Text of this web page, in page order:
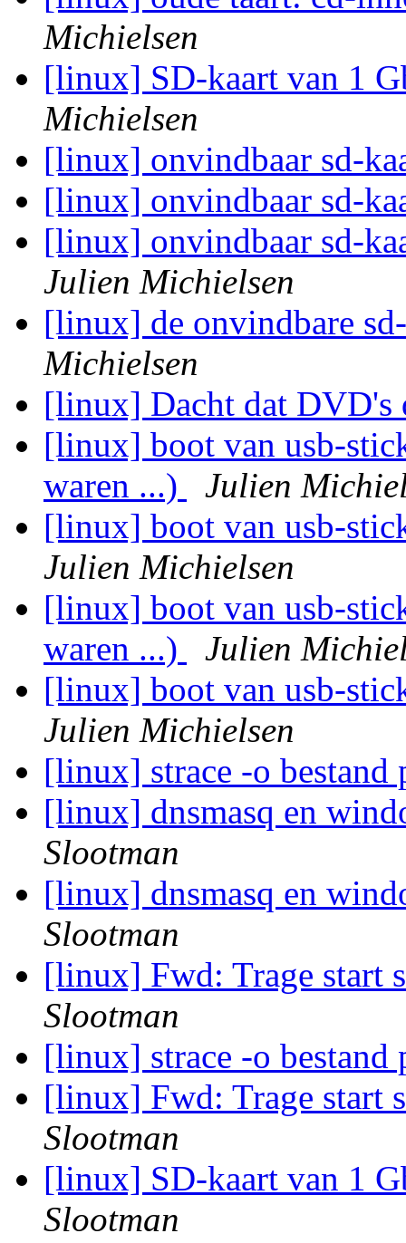
Michielsen
[linux] SD-kaart van 1
Michielsen
[linux] onvindbaar sd-
[linux] onvindbaar sd-
[linux] onvindbaar sd-
Julien Michielsen
[linux] de onvindbare
Michielsen
[linux] Dacht dat DVD's
[linux] boot van usb-
waren ...)
Julien
[linux] boot van usb-
Julien Michielsen
[linux] boot van usb-
waren ...)
Julien
[linux] boot van usb-
Julien Michielsen
[linux] strace -o bestand
[linux] dnsmasq en
Slootman
[linux] dnsmasq en
Slootman
[linux] Fwd: Trage
Slootman
[linux] strace -o bestand
[linux] Fwd: Trage
Slootman
[linux] SD-kaart van 1
Slootman